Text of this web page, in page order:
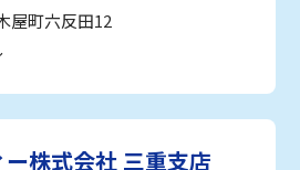
屋町六反田12
株式会社 三重支店